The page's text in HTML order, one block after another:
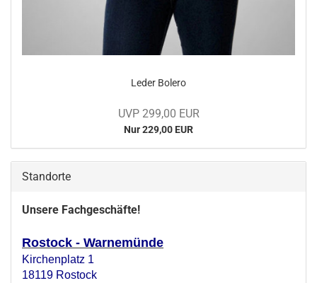
Leder Bo­le­ro
UVP 299,00 EUR
Nur 229,00 EUR
Standorte
Unsere Fachgeschäfte!
Rostock - Warnemünde
Kirchenplatz 1
18119 Rostock